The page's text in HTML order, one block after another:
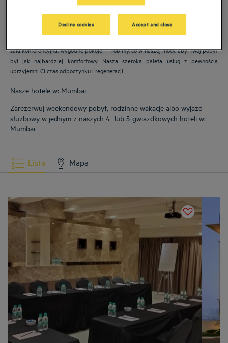
sala konferencyjna, wygodne pokoje — robimy, co w naszej mocy, aby Twój pobyt
był jak najbardziej komfortowy. Nasza szeroka paleta usług z pewnością
uprzyjemni Ci czas odpoczynku i regeneracji.
Nasze hotele w: Mumbai
Zarezerwuj weekendowy pobyt, rodzinne wakacje albo wyjazd
służbowy w jednym z naszych 4- lub 5-gwiazdkowych hoteli w:
Mumbai
Lista Mapa
Decline cookies Accept and close